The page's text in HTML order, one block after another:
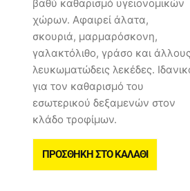
βαθύ καθαρισμό υγειονομικών
χώρων. Αφαιρεί άλατα,
σκουριά, μαρμαρόσκονη,
γαλακτόλιθο, γράσο και
λευκωματώδεις λεκέδες.
για τον καθαρισμό του
εσωτερικού δεξαμενών στον
κλάδο τροφίμων.
ΠΡΟΣΘΉΚΗ ΣΤΟ ΚΑΛΆΘΙ